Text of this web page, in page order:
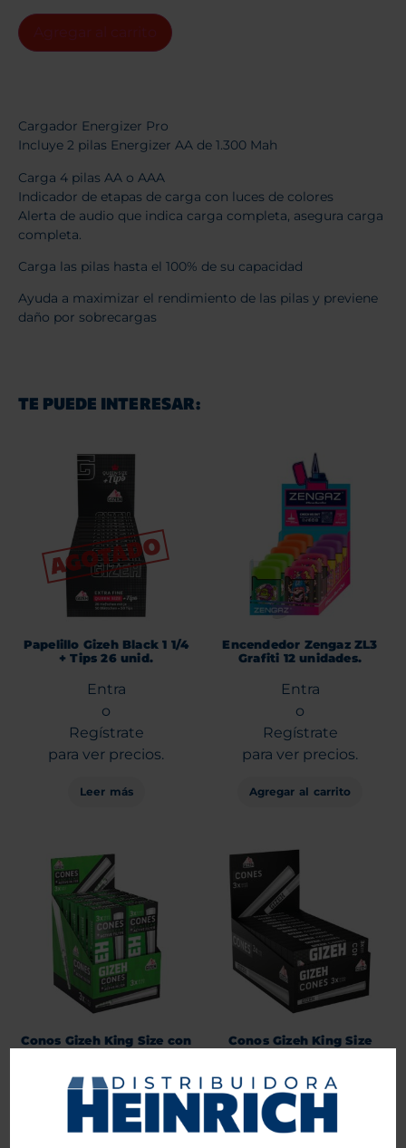
Cargador Energizer Pro
Incluye 2 pilas Energizer AA de 1.300 Mah
Carga 4 pilas AA o AAA
Indicador de etapas de carga con luces de colores
Alerta de audio que indica carga completa, asegura carga
completa.
Carga las pilas hasta el 100% de su capacidad
Ayuda a maximizar el rendimiento de las pilas y previene
daño por sobrecargas
TE PUEDE INTERESAR:
Papelillo Gizeh Black 1 1/4
+ Tips 26 unid.
Entra
o
Regístrate
para ver precios.
Leer más
Encendedor Zengaz ZL3
Grafiti 12 unidades.
Entra
o
Regístrate
para ver precios.
Agregar al carrito
Conos Gizeh King Size con
Entra
Conos Gizeh King Size
Entra
Regístrate